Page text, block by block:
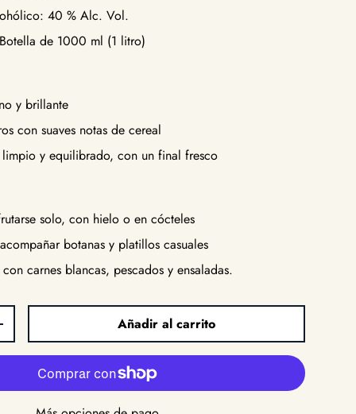
40 % Alc. Vol.
de 1000 ml (1 litro)
y brillante
con suaves notas de cereal
limpio y equilibrado, con un final fresco
solo, con hielo o en cócteles
botanas y platillos casuales
carnes blancas, pescados y ensaladas.
la cantidad Añadir al carrito